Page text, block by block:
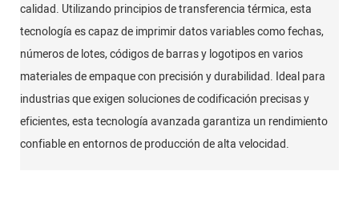
calidad. Utilizando principios de transferencia térmica, esta
tecnología es capaz de imprimir datos variables como fechas,
números de lotes, códigos de barras y logotipos en varios
materiales de empaque con precisión y durabilidad. Ideal para
industrias que exigen soluciones de codificación precisas y
eficientes, esta tecnología avanzada garantiza un rendimiento
confiable en entornos de producción de alta velocidad.